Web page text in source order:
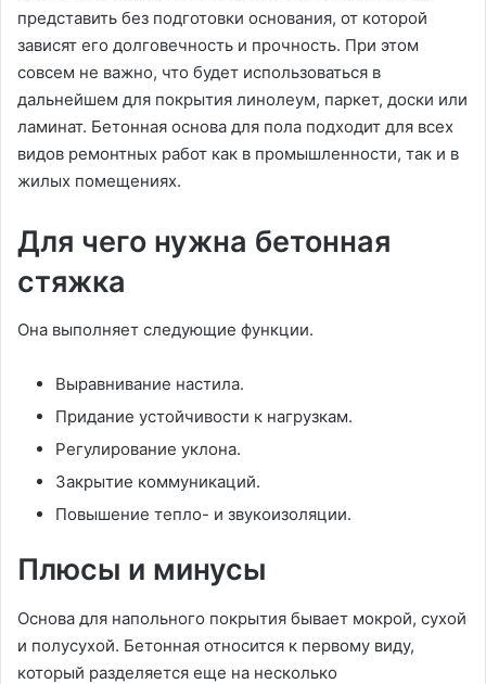
представить без подготовки основания, от которой
зависят его долговечность и прочность. При этом
совсем не важно, что будет использоваться в
дальнейшем для покрытия линолеум, паркет, доски или
ламинат. Бетонная основа для пола подходит для всех
видов ремонтных работ как в промышленности, так и в
жилых помещениях.
Для чего нужна бетонная
стяжка
Она выполняет следующие функции.
Выравнивание настила.
Придание устойчивости к нагрузкам.
Регулирование уклона.
Закрытие коммуникаций.
Повышение тепло- и звукоизоляции.
Плюсы и минусы
Основа для напольного покрытия бывает мокрой, сухой
и полусухой. Бетонная относится к первому виду,
который разделяется еще на несколько